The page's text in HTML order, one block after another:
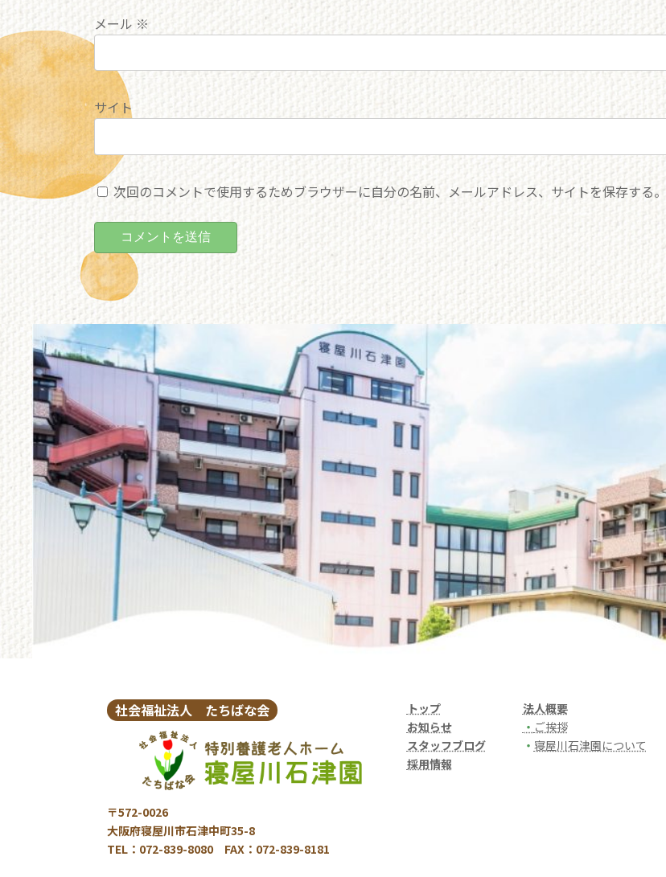
メール ※
サイト
次回のコメントで使用するためブラウザーに自分の名前、メールアドレス、サイトを保存する。
社会福祉法人 たちばな会
〒572-0026
大阪府寝屋川市石津中町35-8
TEL：072-839-8080 FAX：072-839-8181
トップ
お知らせ
スタッフブログ
採用情報
法人概要
・ ご挨拶
・ 寝屋川石津園について